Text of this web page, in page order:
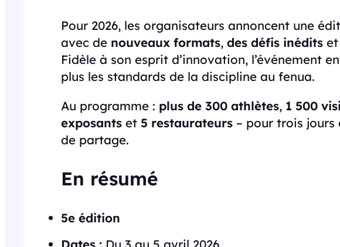
Pour 2026, les organisateurs annoncent une
avec de nouveaux formats, des défis inédits et
Fidèle à son esprit d’innovation, l’événement
plus les standards de la discipline au fenua.
Au programme : plus de 300 athlètes, 1 500
exposants et 5 restaurateurs – pour trois
de partage.
En résumé
5e édition